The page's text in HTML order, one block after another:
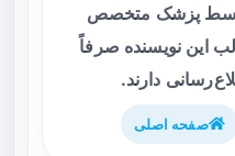
توسط پزشک متخصص
این نویسنده صرفاً
دارند.
صفحه اصلی